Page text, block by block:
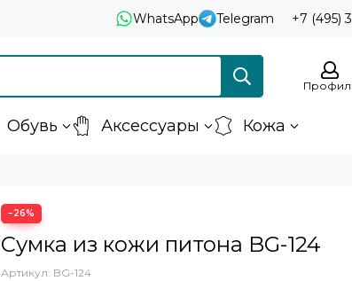
WhatsApp Telegram +7 (495)
Обувь Аксессуары Кожа
−26%
Сумка из кожи питона BG-124
Артикул: BG-124